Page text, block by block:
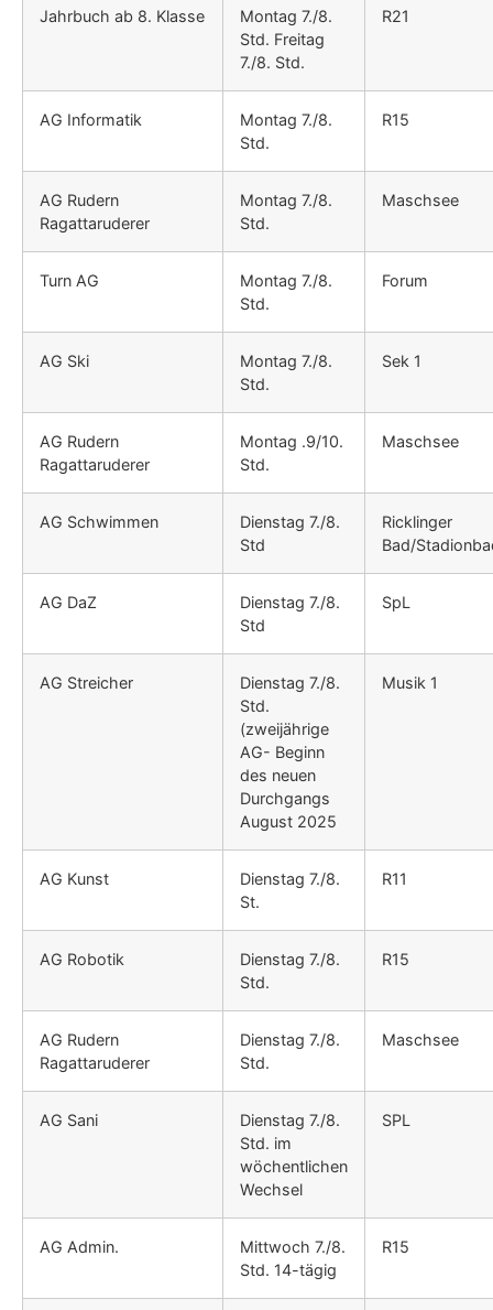
Jahrbuch ab 8. Klasse
Montag 7./8.
Std. Freitag
7./8. Std.
R21
AG Informatik
Montag 7./8.
Std.
R15
AG Rudern
Ragattaruderer
Montag 7./8.
Std.
Maschsee
Turn AG
Montag 7./8.
Std.
Forum
AG Ski
Montag 7./8.
Std.
Sek 1
AG Rudern
Ragattaruderer
Montag .9/10.
Std.
Maschsee
AG Schwimmen
Dienstag 7./8.
Std
Ricklinger
Bad/
AG DaZ
Dienstag 7./8.
Std
SpL
AG Streicher
Dienstag 7./8.
Std.
(zweijährige
AG- Beginn
des neuen
Durchgangs
August 2025
Musik 1
AG Kunst
Dienstag 7./8.
St.
R11
AG Robotik
Dienstag 7./8.
Std.
R15
AG Rudern
Ragattaruderer
Dienstag 7./8.
Std.
Maschsee
AG Sani
Dienstag 7./8.
Std. im
wöchentlichen
Wechsel
SPL
AG Admin.
Mittwoch 7./8.
Std. 14-tägig
R15